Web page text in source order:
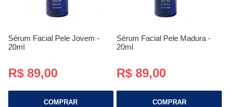
Sérum Facial Pele Jovem -
20ml
R$ 89,00
COMPRAR
Sérum Facial Pele Madura -
20ml
R$ 89,00
COMPRAR